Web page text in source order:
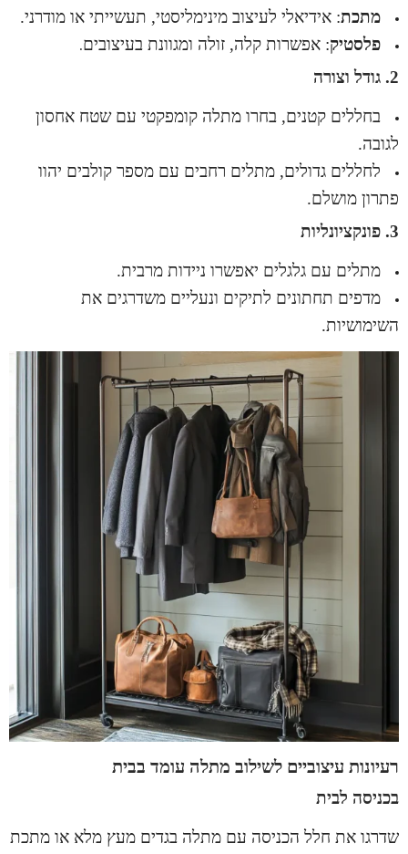
מתכת: אידיאלי לעיצוב מינימליסטי, תעשייתי או מודרני.
פלסטיק: אפשרות קלה, זולה ומגוונת בעיצובים.
2. גודל וצורה
בחללים קטנים, בחרו מתלה קומפקטי עם שטח אחסון
לגובה.
לחללים גדולים, מתלים רחבים עם מספר קולבים יהוו
פתרון מושלם.
3. פונקציונליות
מתלים עם גלגלים יאפשרו ניידות מרבית.
מדפים תחתונים לתיקים ונעליים משדרגים את
השימושיות.
רעיונות עיצוביים לשילוב מתלה עומד בבית
בכניסה לבית
שדרגו את חלל הכניסה עם מתלה בגדים מעץ מלא או מתכת